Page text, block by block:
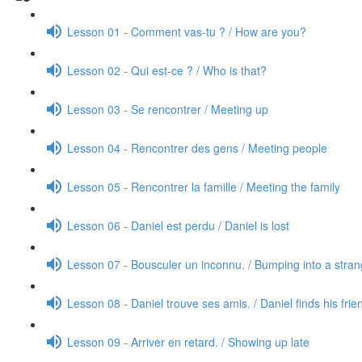
Lesson 01 - Comment vas-tu ? / How are you?
Lesson 02 - Qui est-ce ? / Who is that?
Lesson 03 - Se rencontrer / Meeting up
Lesson 04 - Rencontrer des gens / Meeting people
Lesson 05 - Rencontrer la famille / Meeting the family
Lesson 06 - Daniel est perdu / Daniel is lost
Lesson 07 - Bousculer un inconnu. / Bumping into a
Lesson 08 - Daniel trouve ses amis. / Daniel finds his
Lesson 09 - Arriver en retard. / Showing up late